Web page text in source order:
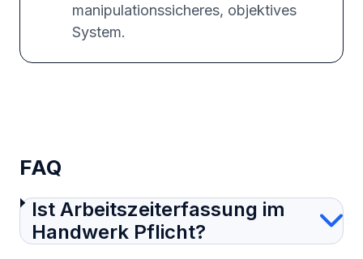
manipulationssicheres, objektives
System.
FAQ
Ist Arbeitszeiterfassung im
Handwerk Pflicht?